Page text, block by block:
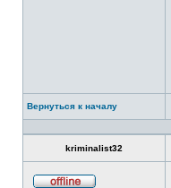
Вернуться к началу
kriminalist32